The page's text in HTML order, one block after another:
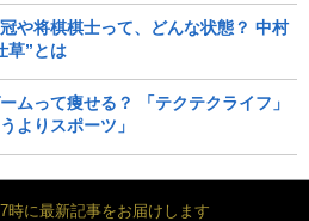
や将棋棋士って、どんな状態？ 中村
草”とは
ムって痩せる？ 「テクテクライフ」
よりスポーツ」
時に最新記事をお届けします